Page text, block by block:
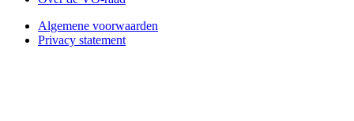
Algemene voorwaarden
Privacy statement